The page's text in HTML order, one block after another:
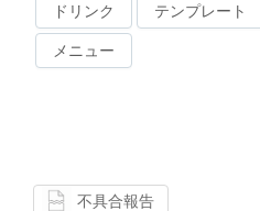
ドリンク テンプレート
メニュー
不具合報告